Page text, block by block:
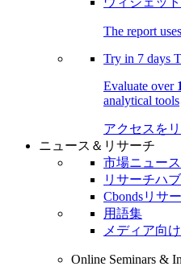
The report
Try in 7 days
Evaluate over
analytical tools
アクセスを
ニュース＆リサーチ
市場ニュース
リサーチハブ
Cbondsリサ
用語集
メディア向
Online Seminars &